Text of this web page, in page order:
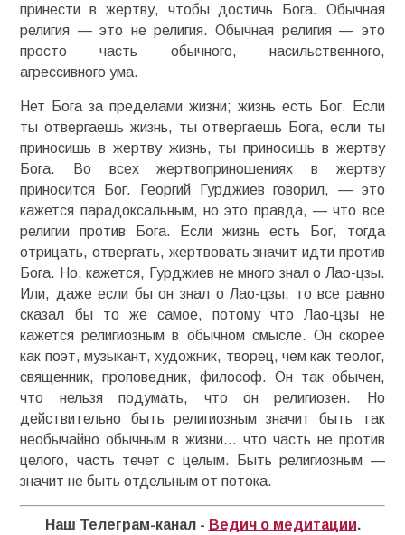
принести в жертву, чтобы достичь Бога. Обычная
религия — это не религия. Обычная религия — это
просто часть обычного, насильственного,
агрессивного ума.
Нет Бога за пределами жизни; жизнь есть Бог. Если
ты отвергаешь жизнь, ты отвергаешь Бога, если ты
приносишь в жертву жизнь, ты приносишь в жертву
Бога. Во всех жертвоприношениях в жертву
приносится Бог. Георгий Гурджиев говорил, — это
кажется парадоксальным, но это правда, — что все
религии против Бога. Если жизнь есть Бог, тогда
отрицать, отвергать, жертвовать значит идти против
Бога. Но, кажется, Гурджиев не много знал о Лао-цзы.
Или, даже если бы он знал о Лао-цзы, то все равно
сказал бы то же самое, потому что Лао-цзы не
кажется религиозным в обычном смысле. Он скорее
как поэт, музыкант, художник, творец, чем как теолог,
священник, проповедник, философ. Он так обычен,
что нельзя подумать, что он религиозен. Но
действительно быть религиозным значит быть так
необычайно обычным в жизни… что часть не против
целого, часть течет с целым. Быть религиозным —
значит не быть отдельным от потока.
Наш Телеграм-канал - Ведич о медитации.